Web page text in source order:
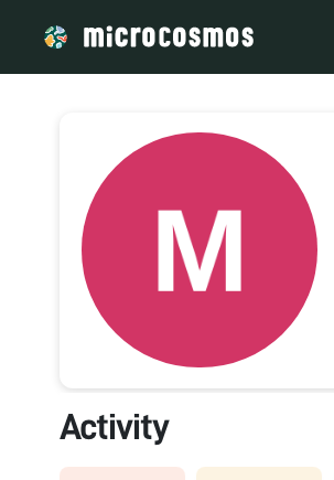
Activity